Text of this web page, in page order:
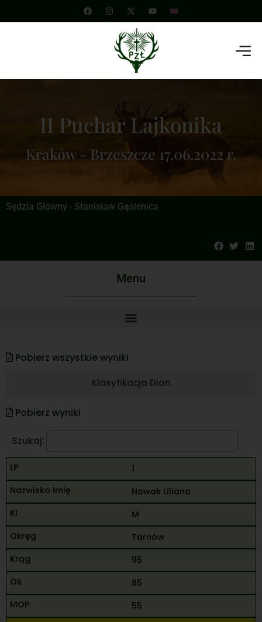
II Puchar Lajkonika
Kraków - Brzeszcze 17.06.2022 r.
Sędzia Główny - Stanisław Gąsienica
Menu
Pobierz wszystkie wyniki
Klasyfikacja Dian
Pobierz wyniki
Szukaj:
1
Nowak Liliana
M
Tarnów
95
85
55